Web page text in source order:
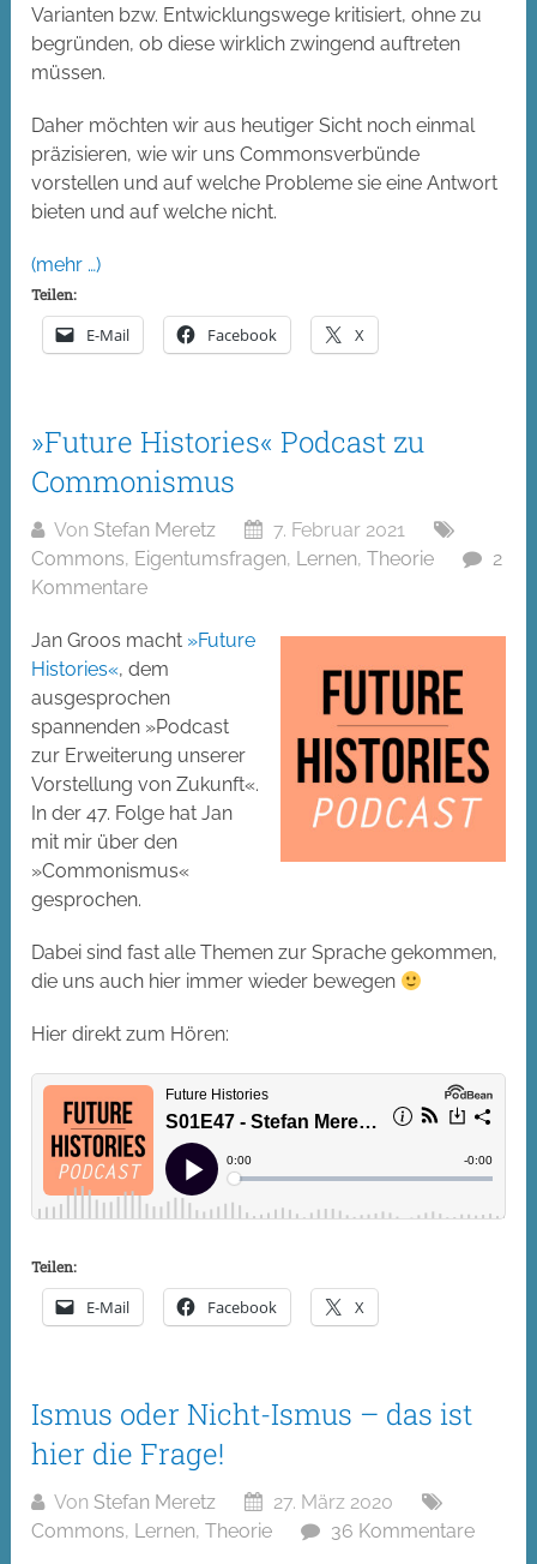
Varianten bzw. Entwicklungswege kritisiert, ohne zu
begründen, ob diese wirklich zwingend auftreten
müssen.
Daher möchten wir aus heutiger Sicht noch einmal
präzisieren, wie wir uns Commonsverbünde
vorstellen und auf welche Probleme sie eine Antwort
bieten und auf welche nicht.
(mehr …)
Teilen:
E-Mail Facebook X
»Future Histories« Podcast zu
Commonismus
Von Stefan Meretz
7. Februar 2021
Commons, Eigentumsfragen, Lernen,Theorie
2
Kommentare
Jan Groos macht »Future
Histories«, dem
ausgesprochen
spannenden »Podcast
zur Erweiterung unserer
Vorstellung von Zukunft«.
In der 47. Folge hat Jan
mit mir über den
»Commonismus«
gesprochen.
Dabei sind fast alle Themen zur Sprache gekommen,
die uns auch hier immer wieder bewegen
Hier direkt zum Hören:
Teilen:
E-Mail Facebook X
Ismus oder Nicht-Ismus – das ist
hier die Frage!
Von Stefan Meretz
27. März 2020
Commons, Lernen,Theorie 36 Kommentare